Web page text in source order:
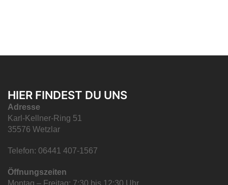
HIER FINDEST DU UNS
Adresse
Karl-Kellner-Ring 51
35576 Wetzlar
Telefon: 06441 407-1567
Öffnungszeiten
Montag – Freitag: 7:30 bis 12:30 Uhr